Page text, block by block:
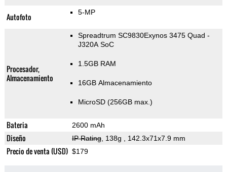
Autofoto 5-MP
Procesador,
Almacenamiento
Spreadtrum SC9830Exynos 3475 Quad -
J320A SoC
1.5GB RAM
16GB Almacenamiento
MicroSD (256GB max.)
Bateria 2600 mAh
Diseño IP Rating, 138g , 142.3x71x7.9 mm
Precio de venta (USD) $179